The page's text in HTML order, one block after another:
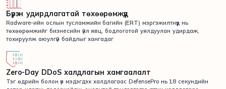
Бүрэн удирдлагатай төхөөрөмжүүд
Radware-ийн ослын тусламжийн багийн (ERT) мэргэжилтнүүд нь
төхөөрөмжийг бизнесийн үйл явц, бодлоготой уялдуулан удирдаж,
тохируулж аюулгүй байдлыг хангадаг
Zero-Day DDoS халдлагын хамгаалалт
Тэг өдрийн болон үл мэдэгдэх халдлагаас DefensePro нь 18 секундийн